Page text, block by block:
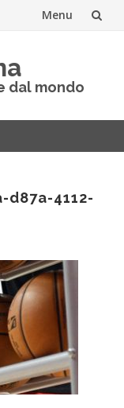
Menu
dal mondo
d87a-4112-